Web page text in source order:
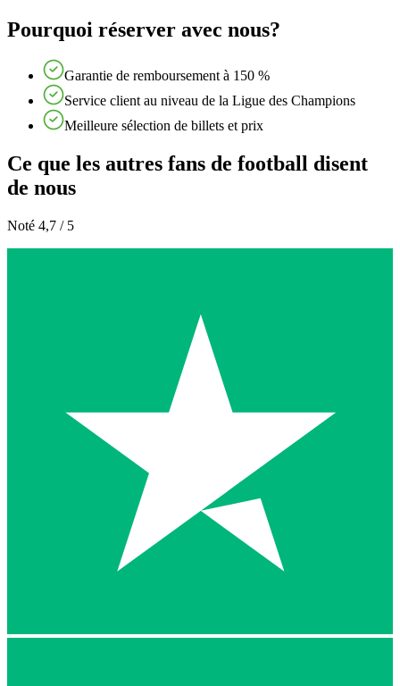
Pourquoi réserver avec nous?
Garantie de remboursement à 150 %
Service client au niveau de la Ligue des Champions
Meilleure sélection de billets et prix
Ce que les autres fans de football disent
de nous
Noté 4,7 / 5